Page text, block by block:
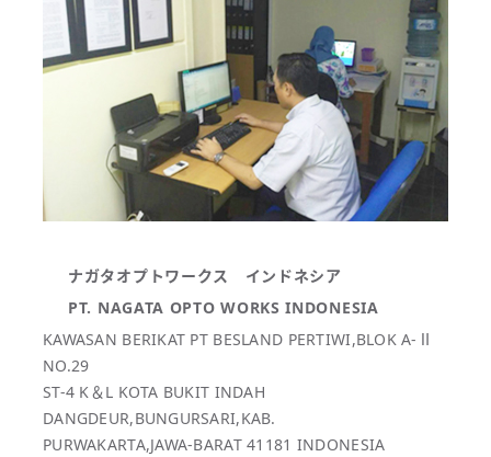
ナガタオプトワークス インドネシア
PT. NAGATA OPTO WORKS INDONESIA
KAWASAN BERIKAT PT BESLAND PERTIWI,BLOK A-Ⅱ
NO.29
ST-4 K＆L KOTA BUKIT INDAH
DANGDEUR,BUNGURSARI,KAB.
PURWAKARTA,JAWA-BARAT 41181 INDONESIA